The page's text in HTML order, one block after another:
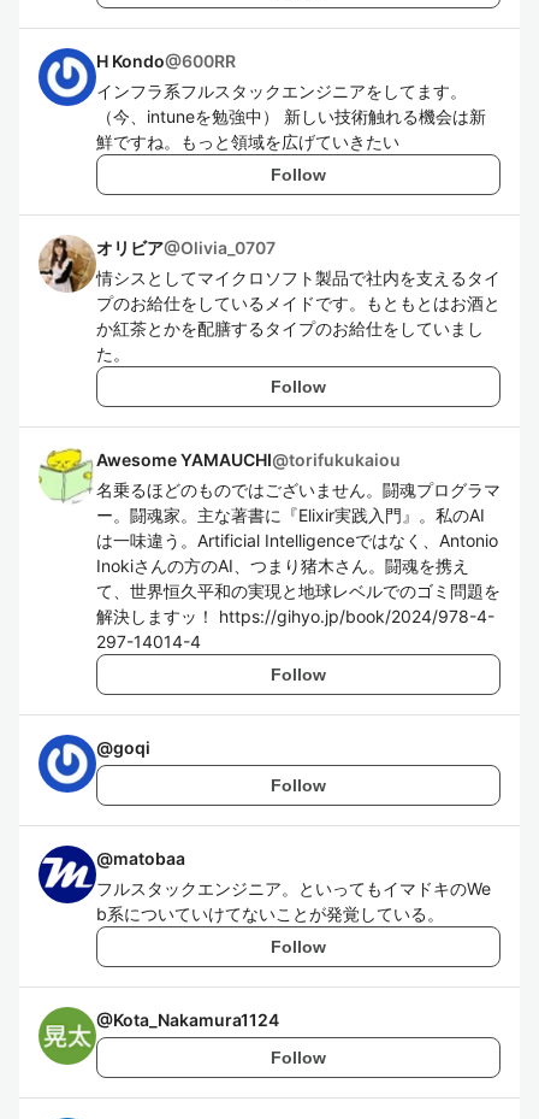
H Kondo@600RR
インフラ系フルスタックエンジニアをしてます。
（今、intuneを勉強中） 新しい技術触れる機会は新
鮮ですね。もっと領域を広げていきたい
Follow
オリビア@Olivia_0707
情シスとしてマイクロソフト製品で社内を支えるタイ
プのお給仕をしているメイドです。もともとはお酒と
か紅茶とかを配膳するタイプのお給仕をしていまし
た。
Follow
Awesome YAMAUCHI@torifukukaiou
名乗るほどのものではございません。闘魂プログラマ
ー。闘魂家。主な著書に『Elixir実践入門』。私のAI
は一味違う。Artificial Intelligenceではなく、Antonio
Inokiさんの方のAI、つまり猪木さん。闘魂を携え
て、世界恒久平和の実現と地球レベルでのゴミ問題を
解決しますッ！ https://gihyo.jp/book/2024/978-4-
297-14014-4
Follow
@goqi
Follow
@matobaa
フルスタックエンジニア。といってもイマドキのWe
b系についていけてないことが発覚している。
Follow
@Kota_Nakamura1124
Follow